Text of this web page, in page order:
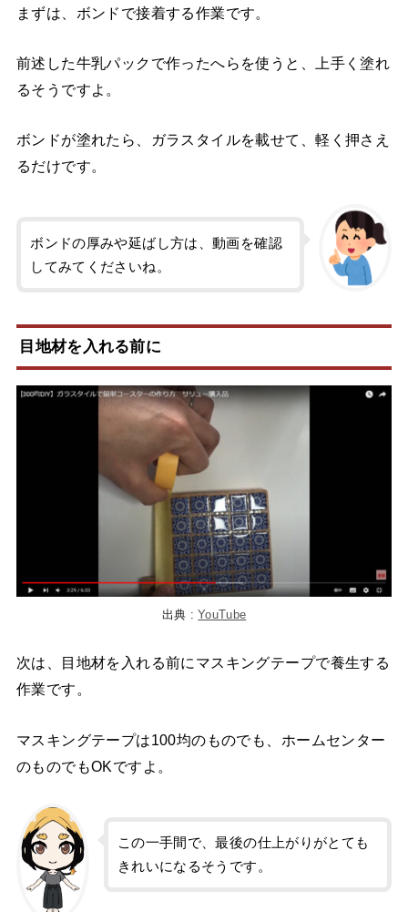
まずは、ボンドで接着する作業です。
前述した牛乳パックで作ったへらを使うと、上手く塗れ
るそうですよ。
ボンドが塗れたら、ガラスタイルを載せて、軽く押さえ
るだけです。
ボンドの厚みや延ばし方は、動画を確認
してみてくださいね。
目地材を入れる前に
出典 :YouTube
次は、目地材を入れる前にマスキングテープで養生する
作業です。
マスキングテープは100均のものでも、ホームセンター
のものでもOKですよ。
この一手間で、最後の仕上がりがとても
きれいになるそうです。